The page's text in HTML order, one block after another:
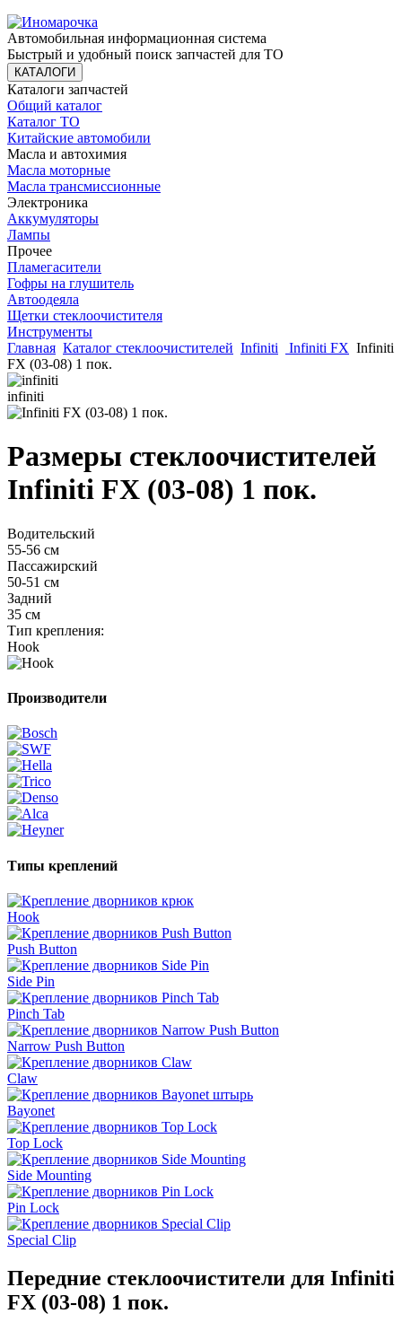
Автомобильная информационная система
Быстрый и удобный поиск запчастей для ТО
КАТАЛОГИ
Каталоги запчастей
Общий каталог
Каталог ТО
Китайские автомобили
Масла и автохимия
Масла моторные
Масла трансмиссионные
Электроника
Аккумуляторы
Лампы
Прочее
Пламегасители
Гофры на глушитель
Автоодеяла
Щетки стеклоочистителя
Инструменты
Главная Каталог стеклоочистителей Infiniti Infiniti FX Infiniti
FX (03-08) 1 пок.
infiniti
Размеры стеклоочистителей
Infiniti FX (03-08) 1 пок.
Водительский
55-56 см
Пассажирский
50-51 см
Задний
35 см
Тип крепления:
Hook
Производители
Типы креплений
Hook
Push Button
Side Pin
Pinch Tab
Narrow Push Button
Claw
Bayonet
Top Lock
Side Mounting
Pin Lock
Special Clip
Передние стеклоочистители для Infiniti
FX (03-08) 1 пок.